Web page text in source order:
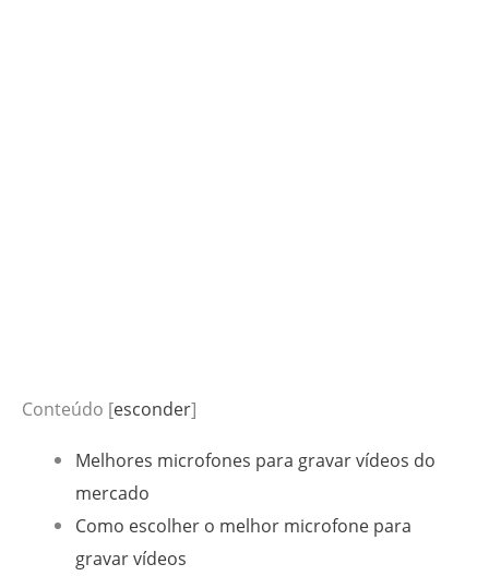
Conteúdo [esconder]
Melhores microfones para gravar vídeos do
mercado
Como escolher o melhor microfone para
gravar vídeos